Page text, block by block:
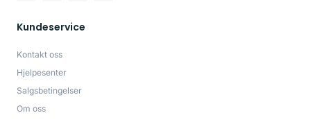
Kundeservice
Kontakt oss
Hjelpesenter
Salgsbetingelser
Om oss